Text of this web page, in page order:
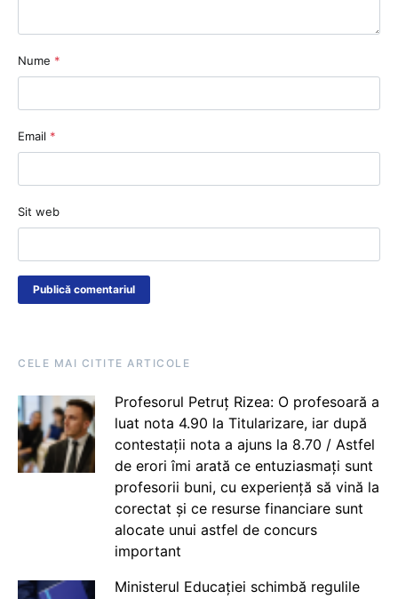
Nume *
Email *
Sit web
CELE MAI CITITE ARTICOLE
Profesorul Petruț Rizea: O profesoară a
luat nota 4.90 la Titularizare, iar după
contestații nota a ajuns la 8.70 / Astfel
de erori îmi arată ce entuziasmați sunt
profesorii buni, cu experiență să vină la
corectat și ce resurse financiare sunt
alocate unui astfel de concurs
important
Ministerul Educației schimbă regulile